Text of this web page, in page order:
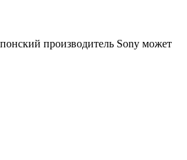
производитель Sony может